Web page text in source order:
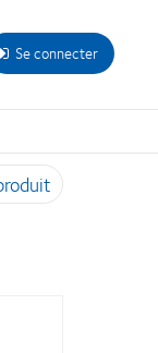
Se connecter